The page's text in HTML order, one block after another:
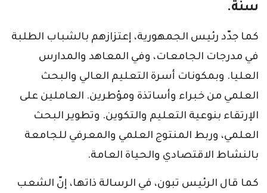
سنة.
كما جدّد رئيس الجمهورية، إعتزازهم بالشباب الطلبة
في مدرجات الجامعات، وفي المعاهد والمدارس
العليا. وبمكونات أسرة التعليم العالي والبحث
العلمي من خبراء وأساتذة ومؤطرين. العاملين على
الإرتقاء بنوعية التعليم والتكوين. وتطوير البحث
العلمي، وربط المنتوج العلمي والمعرفي للجامعة
بالنشاط الاقتصادي والحياة العامة.
كما قال الرئيس تبون، في الرسالة ذاتها، إنّ الشعب